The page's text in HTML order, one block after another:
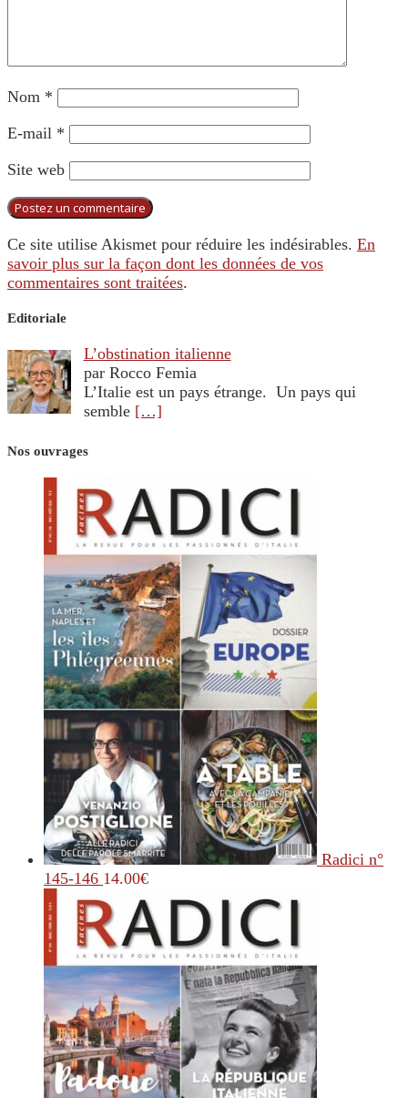
Nom *
E-mail *
Site web
Ce site utilise Akismet pour réduire les indésirables. En
savoir plus sur la façon dont les données de vos
commentaires sont traitées.
Editoriale
L’obstination italienne
par Rocco Femia
L’Italie est un pays étrange. Un pays qui
semble […]
Nos ouvrages
Radici n°
145-146 14.00€